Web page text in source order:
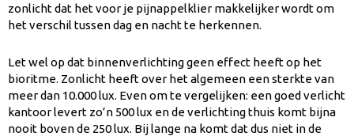
zonlicht dat het voor je pijnappelklier makkelijker wordt om
het verschil tussen dag en nacht te herkennen.
Let wel op dat binnenverlichting geen effect heeft op het
bioritme. Zonlicht heeft over het algemeen een sterkte van
meer dan 10.000 lux. Even om te vergelijken: een goed verlicht
kantoor levert zo’n 500 lux en de verlichting thuis komt bijna
nooit boven de 250 lux. Bij lange na komt dat dus niet in de